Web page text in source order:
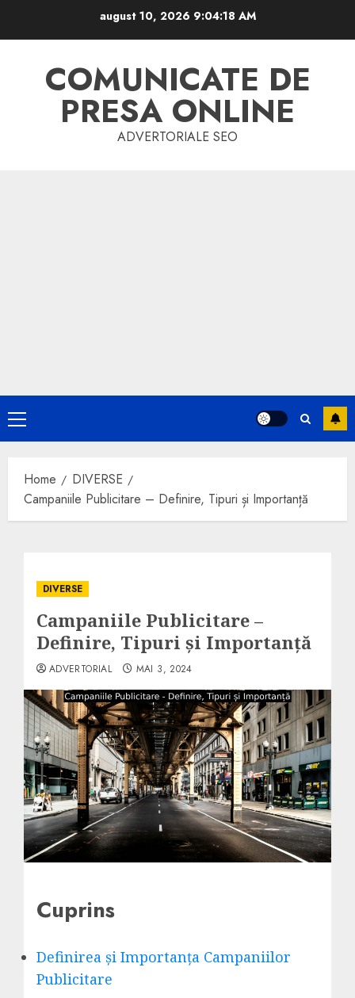
august 10, 2026 9:04:19 AM
COMUNICATE DE
PRESA ONLINE
ADVERTORIALE SEO
Primary
Menu
Home
DIVERSE
Campaniile Publicitare – Definire, Tipuri și Importanță
DIVERSE
Campaniile Publicitare –
Definire, Tipuri și Importanță
ADVERTORIAL MAI 3, 2024
Cuprins
Definirea și Importanța Campaniilor
Publicitare